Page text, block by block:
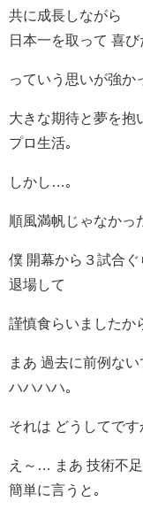
共に成長しながら
日本一を取って 喜び
っていう思いが強か
大きな期待と夢を抱
プロ生活｡
しかし…｡
順風満帆じゃなかっ
僕 開幕から３試合
退場して
謹慎食らいましたか
まあ 過去に前例な
ハハハハ｡
それは どうしてです
え～… まあ 技術不
簡単に言うと｡